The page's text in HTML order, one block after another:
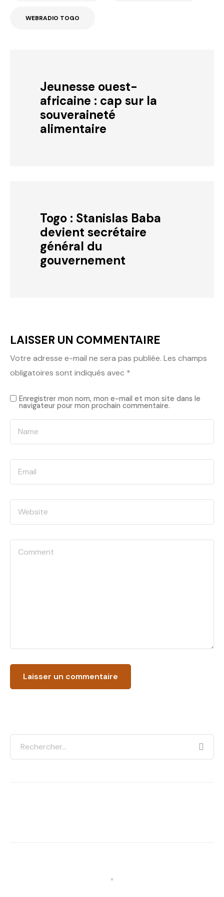
WEBRADIO TOGO
Jeunesse ouest-
africaine : cap sur la
souveraineté
alimentaire
Togo : Stanislas Baba
devient secrétaire
général du
gouvernement
LAISSER UN COMMENTAIRE
Votre adresse e-mail ne sera pas publiée. Les champs
obligatoires sont indiqués avec *
Enregistrer mon nom, mon e-mail et mon site dans le
navigateur pour mon prochain commentaire.